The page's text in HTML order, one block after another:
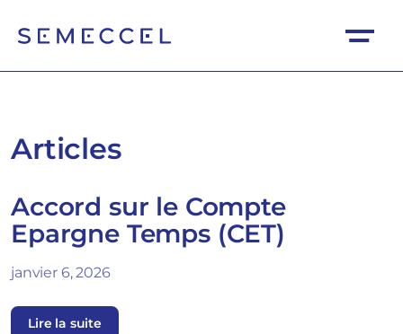
Articles
Accord sur le Compte
Epargne Temps (CET)
janvier 6, 2026
Lire la suite